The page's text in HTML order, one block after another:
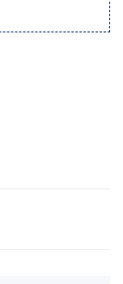
in Breite und